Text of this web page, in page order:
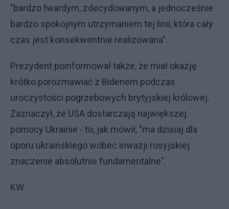
"bardzo twardym, zdecydowanym, a jednocześnie
bardzo spokojnym utrzymaniem tej linii, która cały
czas jest konsekwentnie realizowana".
Prezydent poinformował także, że miał okazję
krótko porozmawiać z Bidenem podczas
uroczystości pogrzebowych brytyjskiej królowej.
Zaznaczył, że USA dostarczają największej
pomocy Ukrainie - to, jak mówił, "ma dzisiaj dla
oporu ukraińskiego wobec inwazji rosyjskiej
znaczenie absolutnie fundamentalne".
KW